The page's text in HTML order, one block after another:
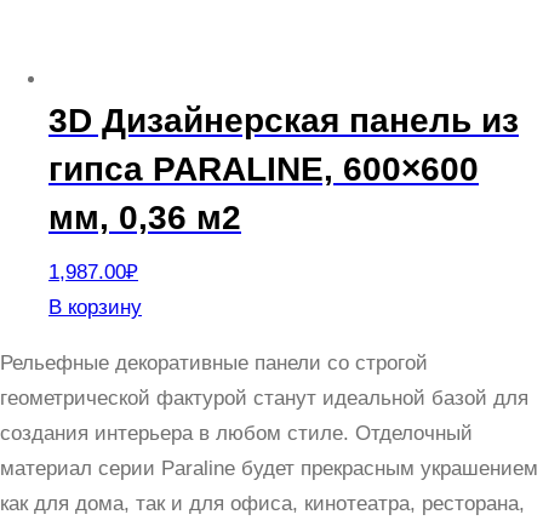
3D Дизайнерская панель из
гипса PARALINE, 600×600
мм, 0,36 м2
1,987.00₽
В корзину
Рельефные декоративные панели со строгой
геометрической фактурой станут идеальной базой для
создания интерьера в любом стиле. Отделочный
материал серии Paraline будет прекрасным украшением
как для дома, так и для офиса, кинотеатра, ресторана,